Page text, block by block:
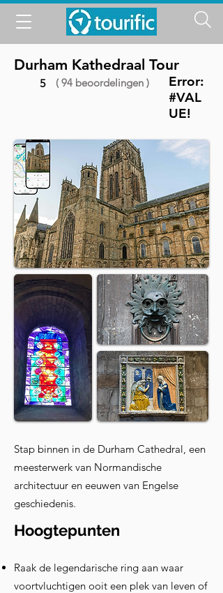
Durham Kathedraal Tour
5 ( 94 beoordelingen )
Error:
#VAL
UE!
Stap binnen in de Durham Cathedral, een
meesterwerk van Normandische
architectuur en eeuwen van Engelse
geschiedenis.
Hoogtepunten
Raak de legendarische ring aan waar
voortvluchtigen ooit een plek van leven of